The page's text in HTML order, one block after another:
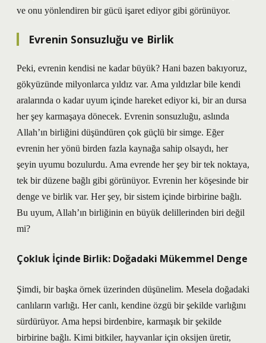
ve onu yönlendiren bir gücü işaret ediyor gibi görünüyor.
Evrenin Sonsuzluğu ve Birlik
Peki, evrenin kendisi ne kadar büyük? Hani bazen bakıyoruz,
gökyüzünde milyonlarca yıldız var. Ama yıldızlar bile kendi
aralarında o kadar uyum içinde hareket ediyor ki, bir an dursa
her şey karmaşaya dönecek. Evrenin sonsuzluğu, aslında
Allah’ın birliğini düşündüren çok güçlü bir simge. Eğer
evrenin her yönü birden fazla kaynağa sahip olsaydı, her
şeyin uyumu bozulurdu. Ama evrende her şey bir tek noktaya,
tek bir düzene bağlı gibi görünüyor. Evrenin her köşesinde bir
denge ve birlik var. Her şey, bir sistem içinde birbirine bağlı.
Bu uyum, Allah’ın birliğinin en büyük delillerinden biri değil
mi?
Çokluk İçinde Birlik: Doğadaki Mükemmel Denge
Şimdi, bir başka örnek üzerinden düşünelim. Mesela doğadaki
canlıların varlığı. Her canlı, kendine özgü bir şekilde varlığını
sürdürüyor. Ama hepsi birdenbire, karmaşık bir şekilde
birbirine bağlı. Kimi bitkiler, hayvanlar için oksijen üretir,